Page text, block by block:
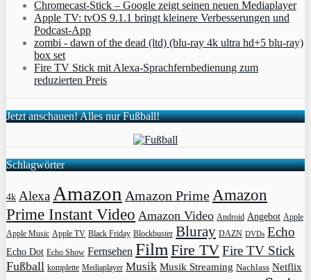
Chromecast-Stick – Google zeigt seinen neuen Mediaplayer
Apple TV: tvOS 9.1.1 bringt kleinere Verbesserungen und
Podcast-App
zombi - dawn of the dead (ltd) (blu-ray 4k ultra hd+5 blu-ray)
box set
Fire TV Stick mit Alexa-Sprachfernbedienung zum
reduzierten Preis
Jetzt anschauen! Alles nur Fußball!
Schlagwörter
4k AlexaAmazon Amazon PrimeAmazon
Prime Instant Video Amazon Video Android Angebot Apple
Apple Music Apple TV Black Friday Blockbuster Bluray DAZN DVDs Echo
Echo Dot Echo Show Fernsehen FilmFire TVFire TV Stick
Fußball komplette Mediaplayer Musik Musik Streaming Nachlass Netflix